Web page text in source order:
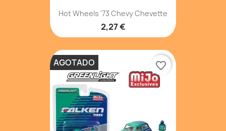
Hot Wheels '73 Chevy Chevette
2,27 €
AGOTADO favorite_border